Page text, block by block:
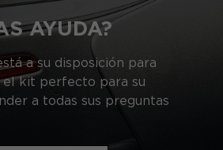
AYUDA?
a su disposición para
el kit perfecto para su
a todas sus preguntas